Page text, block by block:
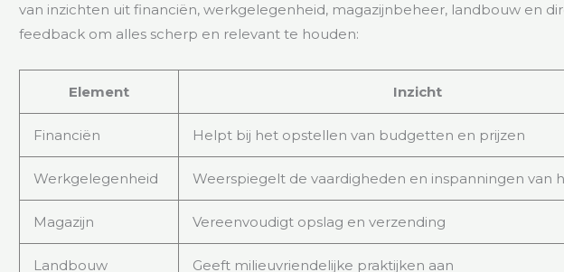
van inzichten uit financiën, werkgelegenheid, magazijnbeheer, landbouw en
feedback om alles scherp en relevant te houden:
Element Inzicht
Financiën Helpt bij het opstellen van budgetten en prijzen
Werkgelegenheid Weerspiegelt de vaardigheden en inspanningen van
Magazijn Vereenvoudigt opslag en verzending
Landbouw Geeft milieuvriendelijke praktijken aan